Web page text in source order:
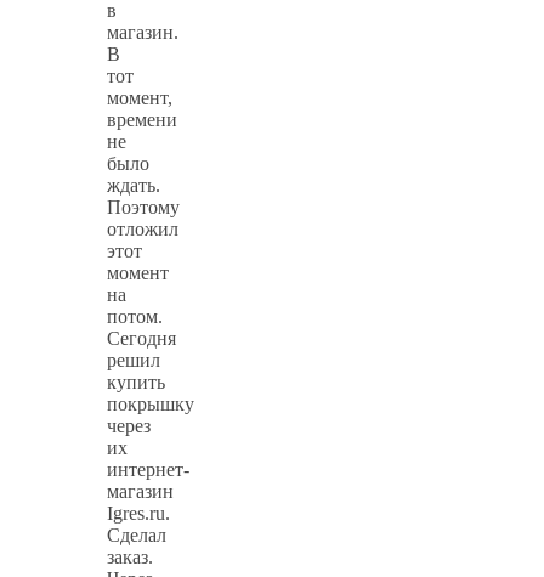
в
магазин.
В
тот
момент,
времени
не
было
ждать.
Поэтому
отложил
этот
момент
на
потом.
Сегодня
решил
купить
покрышку
через
их
интернет-
магазин
Igres.ru.
Сделал
заказ.